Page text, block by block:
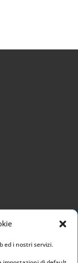
ed i nostri servizi.